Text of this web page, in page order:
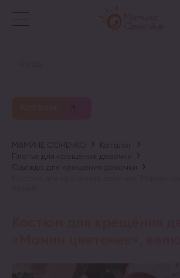
МАМИНЕ СОНЕЧКО
Каталог
Платья для крещения девочки
Одежда для крещения девочки